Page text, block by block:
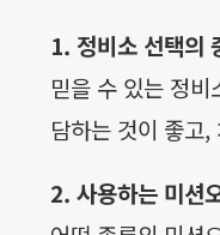
1. 정비소 선택의
믿을 수 있는 정
담하는 것이 좋고
2. 사용하는 미션